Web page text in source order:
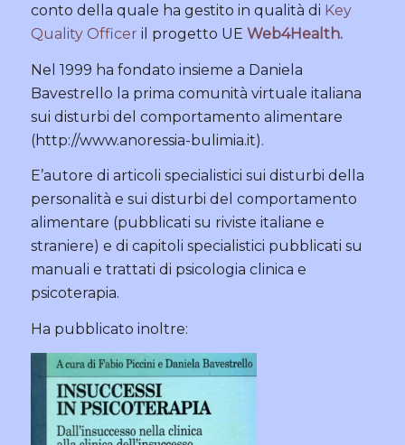
conto della quale ha gestito in qualità di Key
Quality Officer il progetto UE Web4Health.
Nel 1999 ha fondato insieme a Daniela
Bavestrello la prima comunità virtuale italiana
sui disturbi del comportamento alimentare
(http://www.anoressia-bulimia.it).
E’autore di articoli specialistici sui disturbi della
personalità e sui disturbi del comportamento
alimentare (pubblicati su riviste italiane e
straniere) e di capitoli specialistici pubblicati su
manuali e trattati di psicologia clinica e
psicoterapia.
Ha pubblicato inoltre: